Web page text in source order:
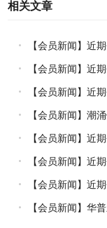
相关文章
【会员新闻】近
【会员新闻】近
【会员新闻】近
【会员新闻】潮
量
【会员新闻】近
【会员新闻】近
【会员新闻】近
【会员新闻】华